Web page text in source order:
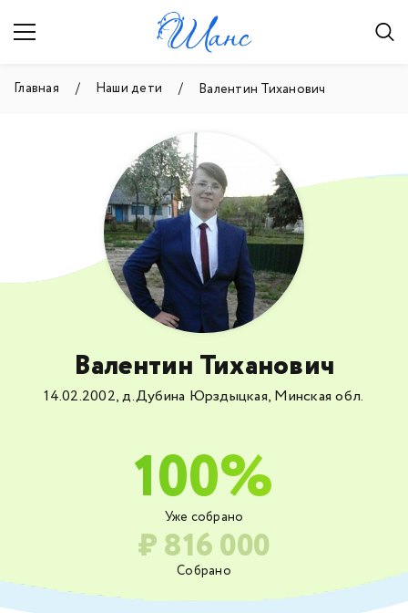
Главная Наши дети Валентин Тиханович
Собрано
₽ 816 000
Уже собрано
100%
Валентин Тиханович
14.02.2002, д.Дубина Юрздыцкая, Минская обл.